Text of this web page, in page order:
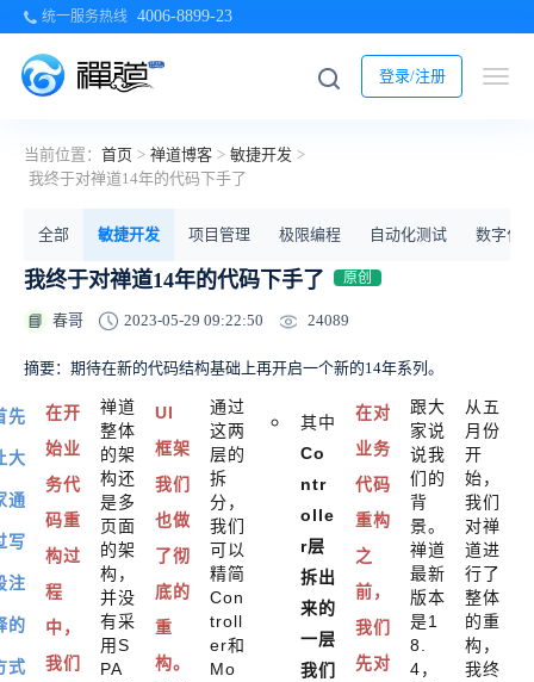
统一服务热线 4006-8899-23
登录/注册
当前位置： 首页 > 禅道博客 > 敏捷开发 >
我终于对禅道14年的代码下手了
全部 敏捷开发 项目管理 极限编程 自动化测试 数字化
我终于对禅道14年的代码下手了 原创
📘 春哥 2023-05-29 09:22:50 24089
摘要：期待在新的代码结构基础上再开启一个新的14年系列。
从五
月 份
开
始，
我们
对禅
道进
行了
整体
的重
构，
我终
跟大
家说
说我
们的
背
景。
禅道
最新
版本
是1
8.
4，
在对
业务
代码
重构
之
前，
我们
先对
其中
Co
ntr
olle
r层
拆出
来的
一层
我们
通过
这两
层的
拆
分，
我们
可以
精简
Con
troll
er和
Mo
UI
框架
我们
也做
了彻
底的
重
构。
禅道
整体
的架
构还
是多
页面
的架
构，
并没
有采
用S
PA
在开
始业
务代
码重
构过
程
中，
我们
先
大
通
写
注
的
式